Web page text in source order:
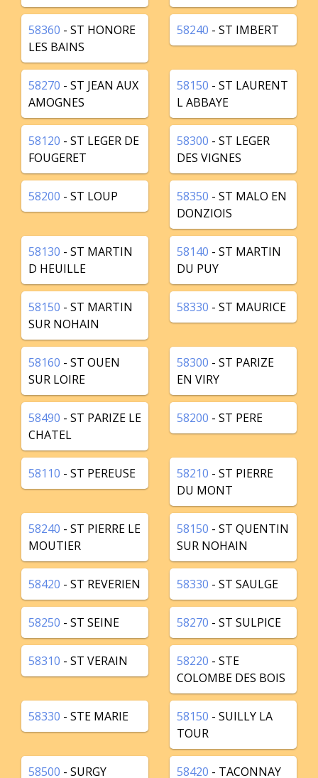
58360 - ST HONORE
LES BAINS
58240 - ST IMBERT
58270 - ST JEAN AUX
AMOGNES
58150 - ST LAURENT
L ABBAYE
58120 - ST LEGER DE
FOUGERET
58300 - ST LEGER
DES VIGNES
58200 - ST LOUP 58350 - ST MALO EN
DONZIOIS
58130 - ST MARTIN
D HEUILLE
58140 - ST MARTIN
DU PUY
58150 - ST MARTIN
SUR NOHAIN
58330 - ST MAURICE
58160 - ST OUEN
SUR LOIRE
58300 - ST PARIZE
EN VIRY
58490 - ST PARIZE LE
CHATEL
58200 - ST PERE
58110 - ST PEREUSE 58210 - ST PIERRE
DU MONT
58240 - ST PIERRE LE
MOUTIER
58150 - ST QUENTIN
SUR NOHAIN
58420 - ST REVERIEN 58330 - ST SAULGE
58250 - ST SEINE 58270 - ST SULPICE
58310 - ST VERAIN 58220 - STE
COLOMBE DES BOIS
58330 - STE MARIE 58150 - SUILLY LA
TOUR
58500 - SURGY 58420 - TACONNAY